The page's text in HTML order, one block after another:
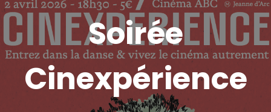
Soirée
Cinexpérience